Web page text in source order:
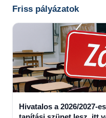
Friss pályázatok
Hivatalos a 2026/2027-